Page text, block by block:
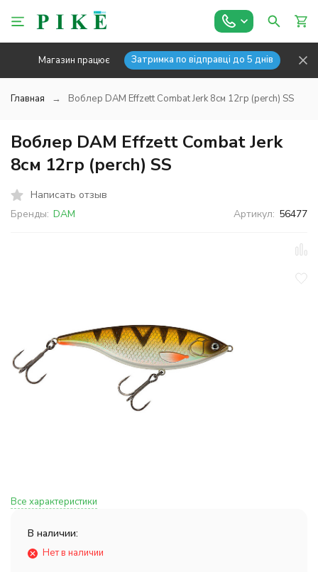
Магазин працює Затримка по відправці до 5 днів
Главная Воблер DAM Effzett Combat Jerk 8см 12гр (perch) SS
Воблер DAM Effzett Combat Jerk
8см 12гр (perch) SS
Написать отзыв
Бренды: DAM Артикул: 56477
Все характеристики
В наличии:
Нет в наличии